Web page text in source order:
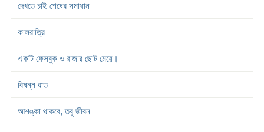
দেখতে চাই শেষের সমাধান
কালরাত্রি
একটি ফেসবুক ও রাজার ছোট মেয়ে।
বিষন্ন রাত
আশঙ্কা থাকবে, তবু জীবন